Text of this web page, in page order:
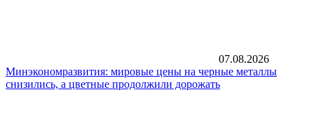
07.08.2026
Минэкономразвития: мировые цены на черные металлы
снизились, а цветные продолжили дорожать